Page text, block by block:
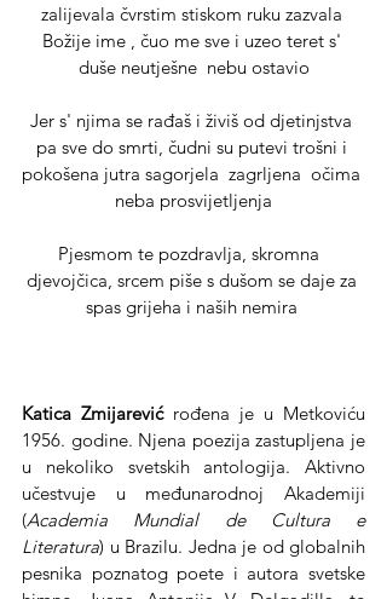
zalijevala čvrstim stiskom ruku zazvala
Božije ime , čuo me sve i uzeo teret s'
duše neutješne  nebu ostavio
Jer s' njima se rađaš i živiš od djetinjstva
pa sve do smrti, čudni su putevi trošni i
pokošena jutra sagorjela  zagrljena  očima
neba prosvijetljenja
Pjesmom te pozdravlja, skromna
djevojčica, srcem piše s dušom se daje za
spas grijeha i naših nemira
Katica Zmijarević rođena je u Metkoviću
1956. godine. Njena poezija zastupljena je
u nekoliko svetskih antologija. Aktivno
učestvuje u međunarodnoj Akademiji
(Academia Mundial de Cultura e
Literatura) u Brazilu. Jedna je od globalnih
pesnika poznatog poete i autora svetske